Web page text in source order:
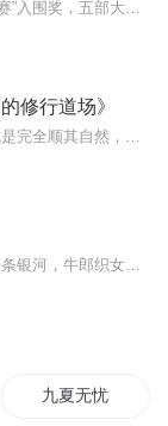
修行道场》
九夏无忧